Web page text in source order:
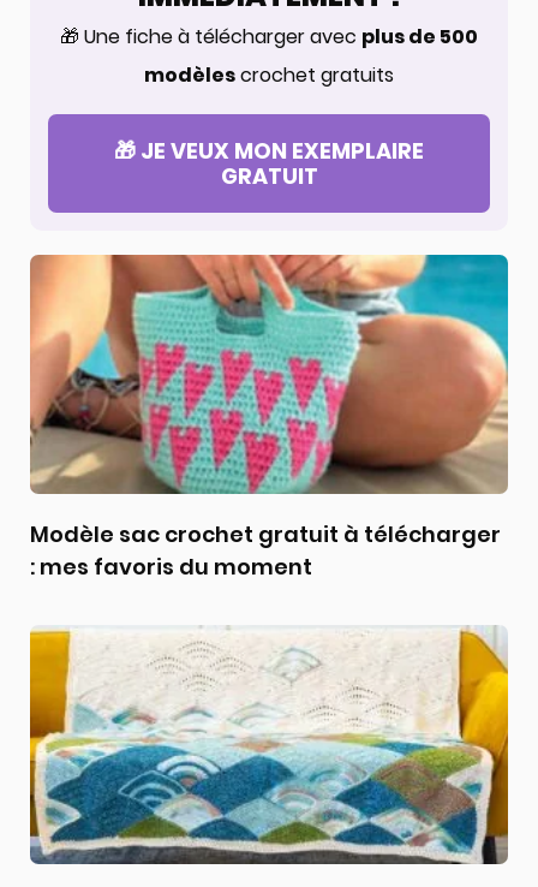
🎁 Une fiche à télécharger avec plus de 500
modèlescrochet gratuits
🎁 JE VEUX MON EXEMPLAIRE
GRATUIT
Modèle sac crochet gratuit à télécharger
: mes favoris du moment